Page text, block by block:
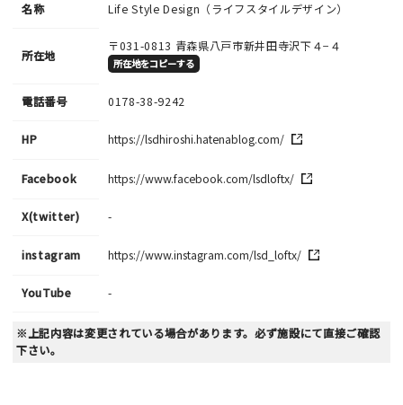
名称 Life Style Design（ライフスタイルデザイン）
所在地
〒031-0813 青森県八戸市新井田寺沢下４−４
所在地をコピーする
電話番号 0178-38-9242
HP https://lsdhiroshi.hatenablog.com/
Facebook https://www.facebook.com/lsdloftx/
X(twitter) -
instagram https://www.instagram.com/lsd_loftx/
YouTube -
※上記内容は変更されている場合があります。必ず施設にて直接ご確認
下さい。